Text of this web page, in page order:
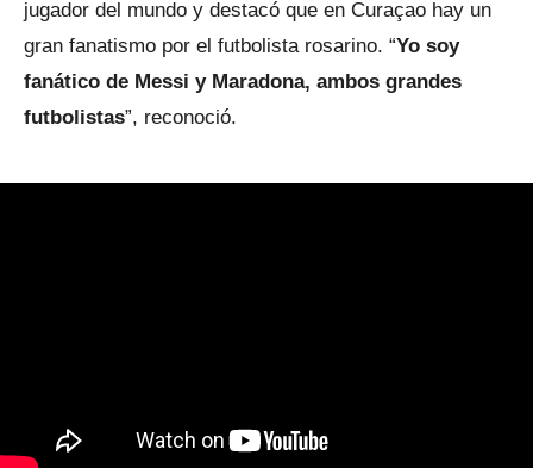
jugador del mundo y destacó que en Curaçao hay un
gran fanatismo por el futbolista rosarino. “Yo soy
fanático de Messi y Maradona, ambos grandes
futbolistas”, reconoció.